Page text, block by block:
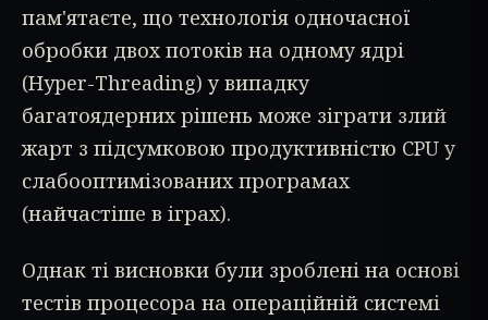
пам'ятаєте, що технологія одночасної
обробки двох потоків на одному ядрі
(Hyper-Threading) у випадку
багатоядерних рішень може зіграти злий
жарт з підсумковою продуктивністю CPU у
слабооптимізованих програмах
(найчастіше в іграх).
Однак ті висновки були зроблені на основі
тестів процесора на операційній системі